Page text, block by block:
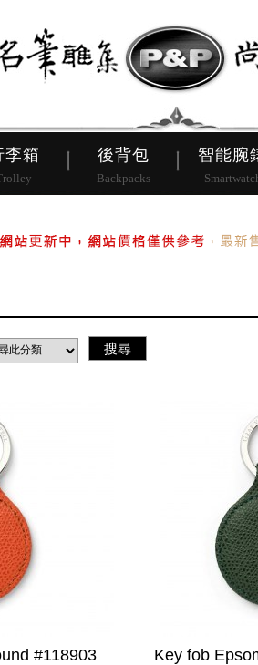
李箱 後背包
Backpacks
智能腕
皮帶 行李箱
#118903 Key fob